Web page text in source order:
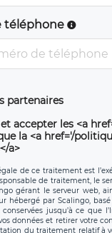
téléphone
partenaires
accepter les <a
la <a href='/
a>
de ce traitement est
de traitement, le
gérant le serveur web,
hébergé par Scalingo,
jusqu’à ce que
données et retirer votre
du traitement relatif à